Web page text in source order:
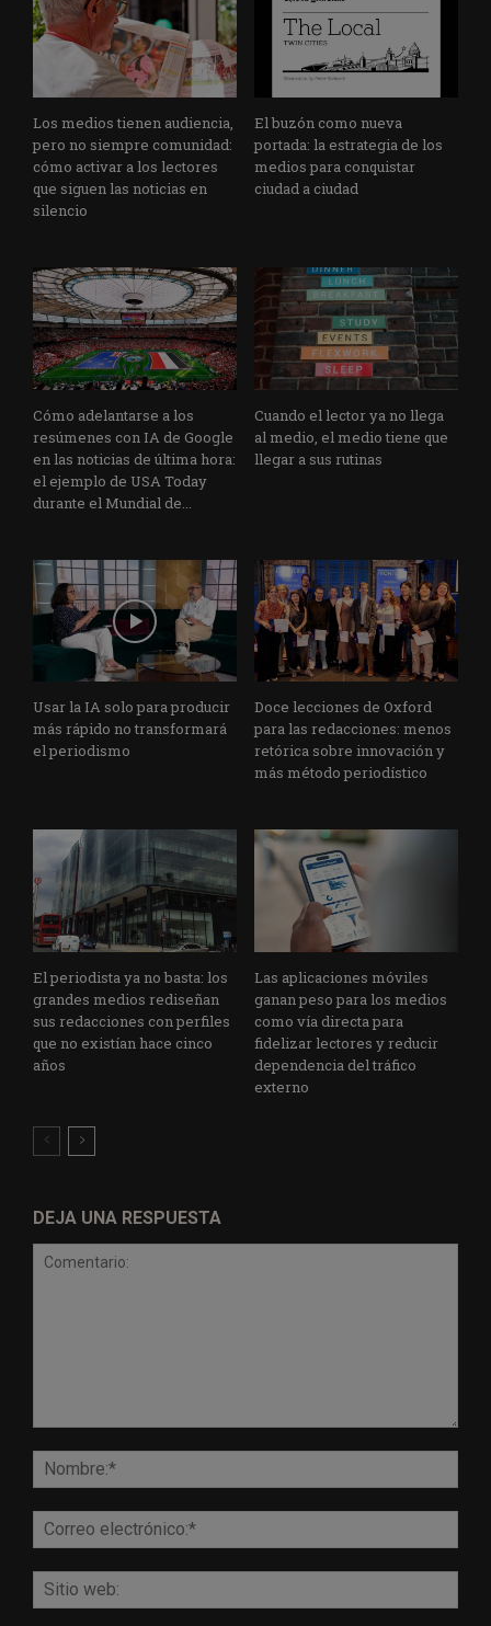
Los medios tienen audiencia,
pero no siempre comunidad:
cómo activar a los lectores
que siguen las noticias en
silencio
El buzón como nueva
portada: la estrategia de los
medios para conquistar
ciudad a ciudad
Cómo adelantarse a los
resúmenes con IA de Google
en las noticias de última hora:
el ejemplo de USA Today
durante el Mundial de...
Cuando el lector ya no llega
al medio, el medio tiene que
llegar a sus rutinas
Usar la IA solo para producir
más rápido no transformará
el periodismo
Doce lecciones de Oxford
para las redacciones: menos
retórica sobre innovación y
más método periodístico
El periodista ya no basta: los
grandes medios rediseñan
sus redacciones con perfiles
que no existían hace cinco
años
Las aplicaciones móviles
ganan peso para los medios
como vía directa para
fidelizar lectores y reducir
dependencia del tráfico
externo
DEJA UNA RESPUESTA